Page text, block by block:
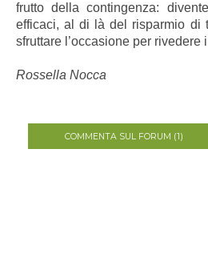
frutto della contingenza:
efficaci, al di là del risparmio di
sfruttare l’occasione per rivedere
Rossella Nocca
COMMENTA SUL FORUM (1)